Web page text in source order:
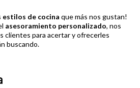
estilos de cocina que más nos gustan!
asesoramiento personalizado, nos
clientes para acertar y ofrecerles
buscando.